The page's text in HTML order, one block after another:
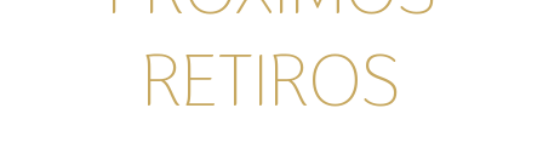
RETIROS